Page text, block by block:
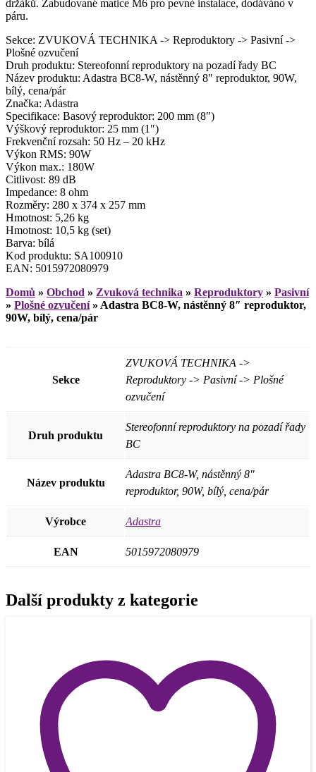
držáků. Zabudované matice M6 pro pevné instalace, dodáváno v
páru.
Sekce: ZVUKOVÁ TECHNIKA -> Reproduktory -> Pasivní ->
Plošné ozvučení
Druh produktu: Stereofonní reproduktory na pozadí řady BC
Název produktu: Adastra BC8-W, nástěnný 8″ reproduktor, 90W,
bílý, cena/pár
Značka: Adastra
Specifikace: Basový reproduktor: 200 mm (8″)
Výškový reproduktor: 25 mm (1″)
Frekvenční rozsah: 50 Hz – 20 kHz
Výkon RMS: 90W
Výkon max.: 180W
Citlivost: 89 dB
Impedance: 8 ohm
Rozměry: 280 x 374 x 257 mm
Hmotnost: 5,26 kg
Hmotnost: 10,5 kg (set)
Barva: bílá
Kod produktu: SA100910
EAN: 5015972080979
Domů » Obchod » Zvuková technika » Reproduktory » Pasivní
» Plošné ozvučení» Adastra BC8-W, nástěnný 8″ reproduktor,
90W, bílý, cena/pár
Sekce
ZVUKOVÁ TECHNIKA ->
Reproduktory -> Pasivní -> Plošné
ozvučení
Druh produktu
Stereofonní reproduktory na pozadí řady
BC
Název produktu
Adastra BC8-W, nástěnný 8"
reproduktor, 90W, bílý, cena/pár
Výrobce Adastra
EAN 5015972080979
Další produkty z kategorie